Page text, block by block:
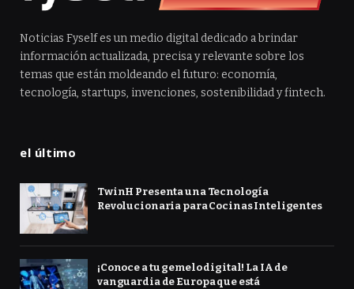
Noticias Fyself es un medio digital dedicado a brindar
información actualizada, precisa y relevante sobre los
temas que están moldeando el futuro: economía,
tecnología, startups, invenciones, sostenibilidad y fintech.
el último
TwinH Presenta una Tecnología
Revolucionaria para Cocinas Inteligentes
¡Conoce a tu gemelo digital! La IA de
vanguardia de Europa que está